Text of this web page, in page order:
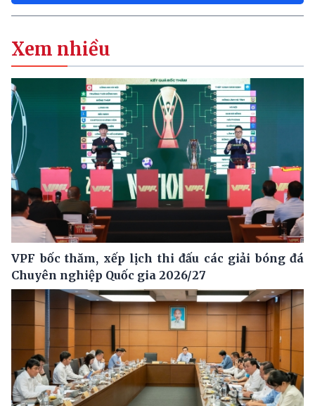
Xem nhiều
VPF bốc thăm, xếp lịch thi đấu các giải bóng đá
Chuyên nghiệp Quốc gia 2026/27